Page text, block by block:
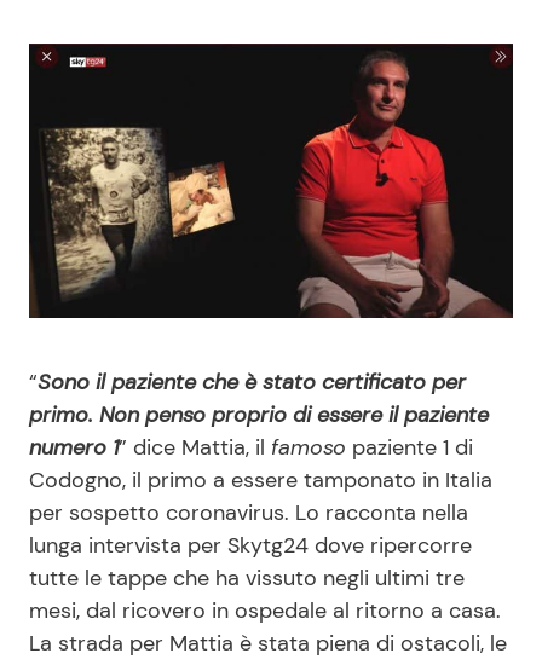
News Musica
News Spettacolo
News dal mondo
Benessere
Moda e Style
Mondo Mamma
News benessere
Salute
Cucina e Ricette
Le Ricette in TV
Primi Piatti
Ricette Facili e Veloci
“Sono il paziente che è stato certificato per
primo. Non penso proprio di essere il paziente
numero 1” dice Mattia, il famoso paziente 1 di
Codogno, il primo a essere tamponato in Italia
per sospetto coronavirus. Lo racconta nella
lunga intervista per Skytg24 dove ripercorre
tutte le tappe che ha vissuto negli ultimi tre
mesi, dal ricovero in ospedale al ritorno a casa.
La strada per Mattia è stata piena di ostacoli, le